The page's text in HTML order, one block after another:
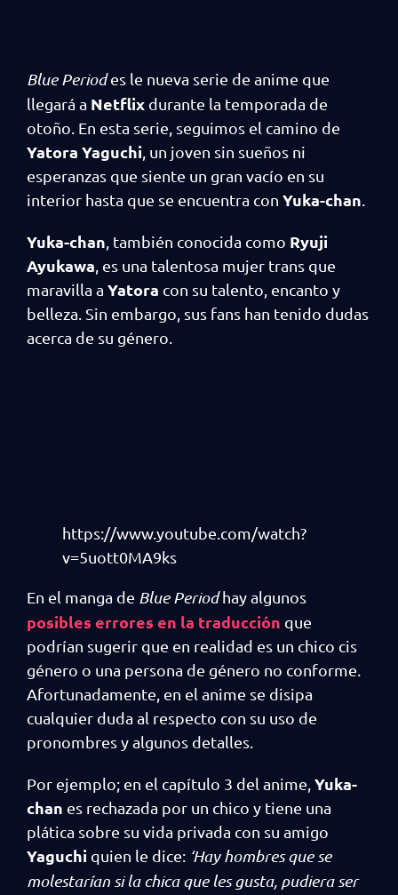
Blue Periodes le nueva serie de anime que
llegará a Netflix durante la temporada de
otoño. En esta serie, seguimos el camino de
Yatora Yaguchi , un joven sin sueños ni
esperanzas que siente un gran vacío en su
interior hasta que se encuentra con Yuka-chan
Yuka-chan , también conocida como Ryuji
Ayukawa , es una talentosa mujer trans que
maravilla a Yatora con su talento, encanto y
belleza. Sin embargo, sus fans han tenido dudas
acerca de su género.
https://www.youtube.com/watch?
v=5uott0MA9ks
En el manga de Blue Periodhay algunos
posibles errores en la traducción que
podrían sugerir que en realidad es un chico cis
género o una persona de género no conforme.
Afortunadamente, en el anime se disipa
cualquier duda al respecto con su uso de
pronombres y algunos detalles.
Por ejemplo; en el capítulo 3 del anime,Yuka-
chan es rechazada por un chico y tiene una
plática sobre su vida privada con su amigo
Yaguchi quien le dice: ‘Hay hombres que se
molestarían si la chica que les gusta, pudiera ser